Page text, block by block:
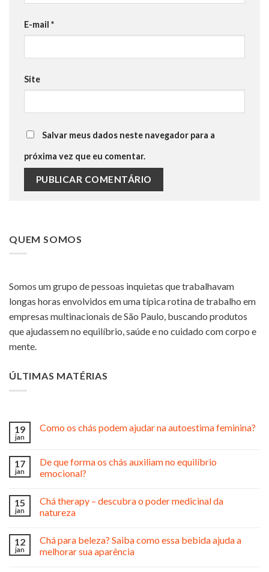
E-mail *
Site
Salvar meus dados neste navegador para a
próxima vez que eu comentar.
QUEM SOMOS
Somos um grupo de pessoas inquietas que trabalhavam
longas horas envolvidos em uma típica rotina de trabalho em
empresas multinacionais de São Paulo, buscando produtos
que ajudassem no equilíbrio, saúde e no cuidado com corpo e
mente.
ÚLTIMAS MATÉRIAS
19
jan
Como os chás podem ajudar na autoestima feminina?
17
jan
De que forma os chás auxiliam no equilíbrio
emocional?
15
jan
Chá therapy – descubra o poder medicinal da
natureza
12
jan
Chá para beleza? Saiba como essa bebida ajuda a
melhorar sua aparência